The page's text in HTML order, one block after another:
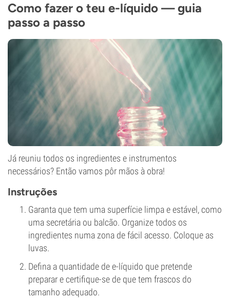
Como fazer o teu e-líquido — guia
passo a passo
Já reuniu todos os ingredientes e instrumentos
necessários? Então vamos pôr mãos à obra!
Instruções
Garanta que tem uma superfície limpa e estável, como
uma secretária ou balcão. Organize todos os
ingredientes numa zona de fácil acesso. Coloque as
luvas.
Defina a quantidade de e-líquido que pretende
preparar e certifique-se de que tem frascos do
tamanho adequado.